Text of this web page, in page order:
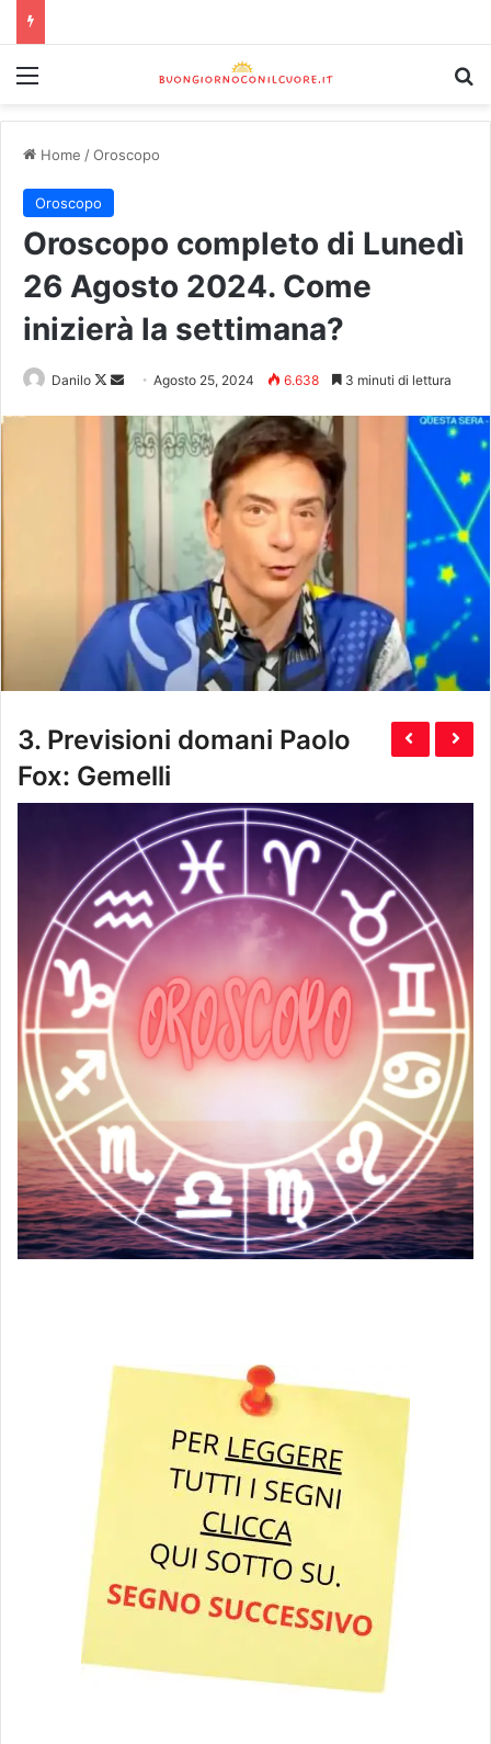
Home /Oroscopo
Oroscopo
Oroscopo completo di Lunedì
26 Agosto 2024. Come
inizierà la settimana?
Danilo Agosto 25, 2024 6.638 3 minuti di lettura
3. Previsioni domani Paolo
Fox: Gemelli